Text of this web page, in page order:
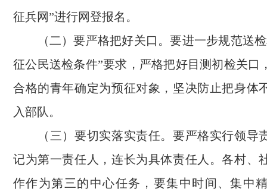
征兵网”进行网登报名。
（二）要严格把好关口。要进一步规范送检
征公民送检条件”要求，严格把好目测初检关口
合格的青年确定为预征对象，坚决防止把身体
入部队。
（三）要切实落实责任。要严格实行领导
记为第一责任人，连长为具体责任人。各村、
作作为第三的中心任务，要集中时间、集中